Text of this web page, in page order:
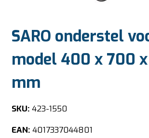
SARO onderstel
model 400 x 700
mm
SKU: 423-1550
EAN: 4017337044801